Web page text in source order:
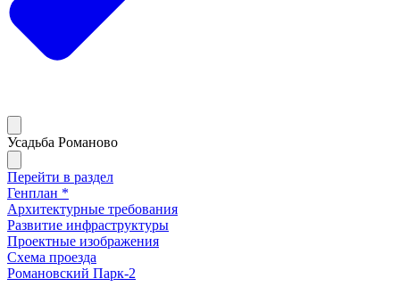
Усадьба Романово
Перейти в раздел
Генплан *
Архитектурные требования
Развитие инфраструктуры
Проектные изображения
Схема проезда
Романовский Парк-2